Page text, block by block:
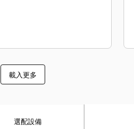
載入更多
選配設備